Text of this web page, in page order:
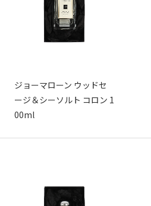
ジョーマローン ウッドセ
ージ＆シーソルト コロン 1
00ml